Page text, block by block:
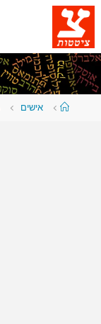
דלגו
לתוכן
עמודאישים